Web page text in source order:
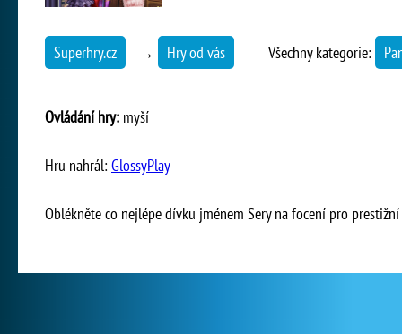
Superhry.cz → Hry od vás Všechny kategorie:
Ovládání hry: myší
Hru nahrál: GlossyPlay
Oblékněte co nejlépe dívku jménem Sery na focení pro